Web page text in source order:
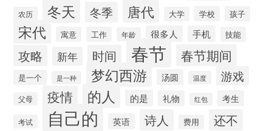
农历 冬天 冬季 唐代 大学 学校 孩子
宋代 寓意 工作 年龄 很多人 手机 技能
攻略 新年 时间 春节 春节期间
是一个 是一种 梦幻西游 汤圆 温度 游戏
父母 疫情 的人 的是 礼物 红包 考生
考试 自己的 英语 诗人 费用 还不